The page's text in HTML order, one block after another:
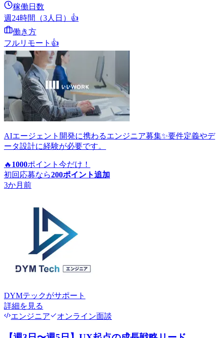
稼働日数
週24時間（3人日） 👍
働き方
フルリモート 👍
AIエージェント開発に携わるエンジニア募集✨要件定義やデ
ータ設計に経験が必要です。
🔥 1000ポイント 今だけ！
初回応募なら200ポイント追加
3か月前
DYMテックがサポート
詳細を見る
エンジニア
オンライン面談